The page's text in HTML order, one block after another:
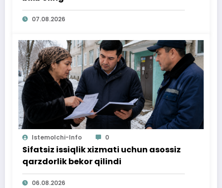
07.08.2026
Istemolchi-Info 0
Sifatsiz issiqlik xizmati uchun asossiz
qarzdorlik bekor qilindi
06.08.2026